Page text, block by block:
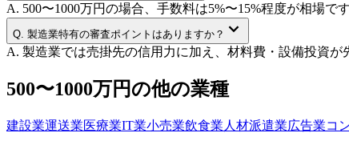
A. 500〜1000万円の場合、手数料は5%〜15%程度が相場
Q. 製造業特有の審査ポイントはありますか？
A. 製造業では売掛先の信用力に加え、材料費・設備投資
500〜1000万円の他の業種
建設業運送業医療業IT業小売業飲食業 人材派遣業広告業コ